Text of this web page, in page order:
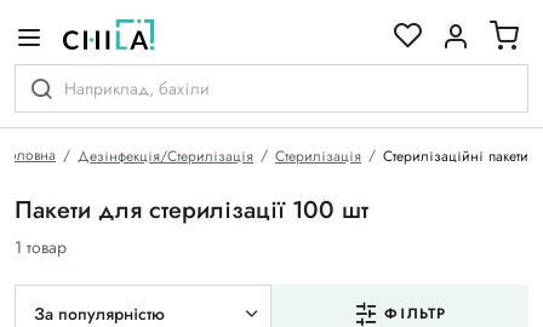
Головна Дезінфекція/Стерилізація Стерилізація Стерилізаційні пакети
Пакети для стерилізації 100 шт
1 товар
За популярністю ФІЛЬТР
гамі